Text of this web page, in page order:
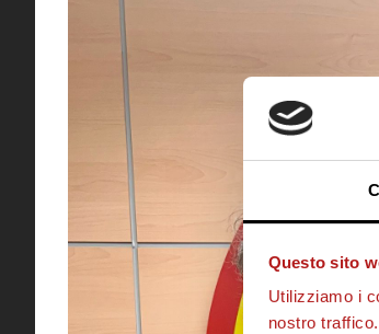
Questo sito
Utilizziamo i
nostro